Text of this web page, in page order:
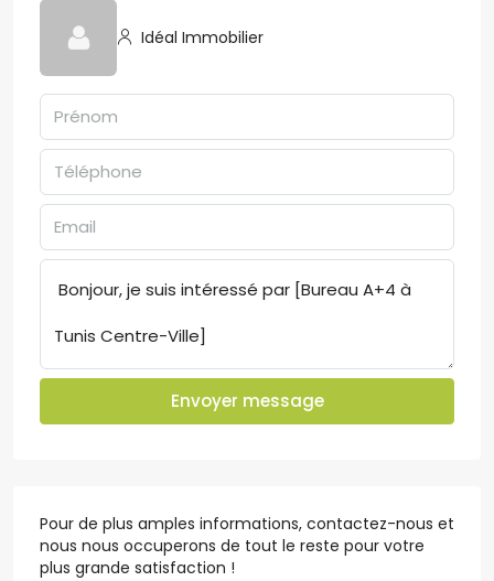
Idéal Immobilier
Envoyer message
Pour de plus amples informations, contactez-nous et
nous nous occuperons de tout le reste pour votre
plus grande satisfaction !